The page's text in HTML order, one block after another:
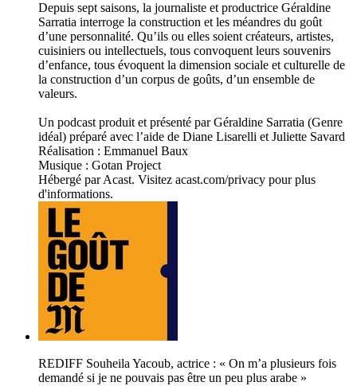
Depuis sept saisons, la journaliste et productrice Géraldine
Sarratia interroge la construction et les méandres du goût
d’une personnalité. Qu’ils ou elles soient créateurs, artistes,
cuisiniers ou intellectuels, tous convoquent leurs souvenirs
d’enfance, tous évoquent la dimension sociale et culturelle de
la construction d’un corpus de goûts, d’un ensemble de
valeurs.
Un podcast produit et présenté par Géraldine Sarratia (Genre
idéal) préparé avec l’aide de Diane Lisarelli et Juliette Savard
Réalisation : Emmanuel Baux
Musique : Gotan Project
Hébergé par Acast. Visitez acast.com/privacy pour plus
d'informations.
REDIFF Souheila Yacoub, actrice : « On m’a plusieurs fois
demandé si je ne pouvais pas être un peu plus arabe »